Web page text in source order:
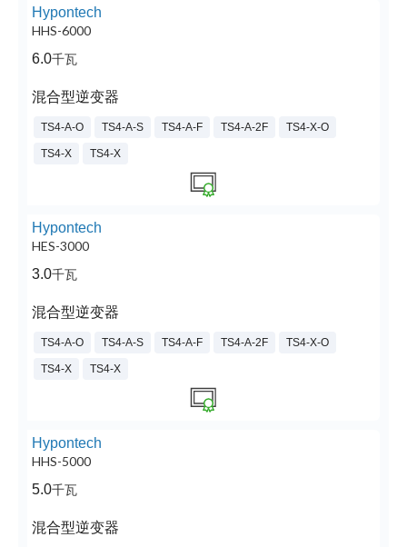
Hypontech
HHS-6000
6.0千瓦
混合型逆变器
TS4-A-O TS4-A-S TS4-A-F TS4-A-2F TS4-X-O
TS4-X TS4-X
Hypontech
HES-3000
3.0千瓦
混合型逆变器
TS4-A-O TS4-A-S TS4-A-F TS4-A-2F TS4-X-O
TS4-X TS4-X
Hypontech
HHS-5000
5.0千瓦
混合型逆变器